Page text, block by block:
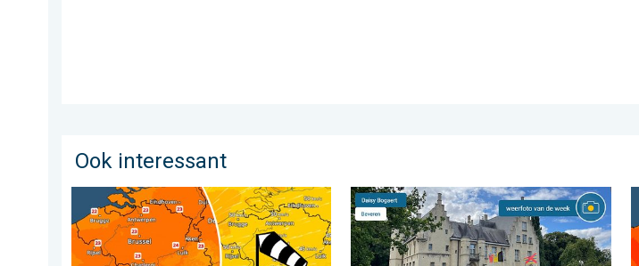
Ook interessant
Koeler weer op komst. Maxima onder 25 graden. . . dinsdag 4 augustus 2026
De weerfoto van de week. Weer&Radar